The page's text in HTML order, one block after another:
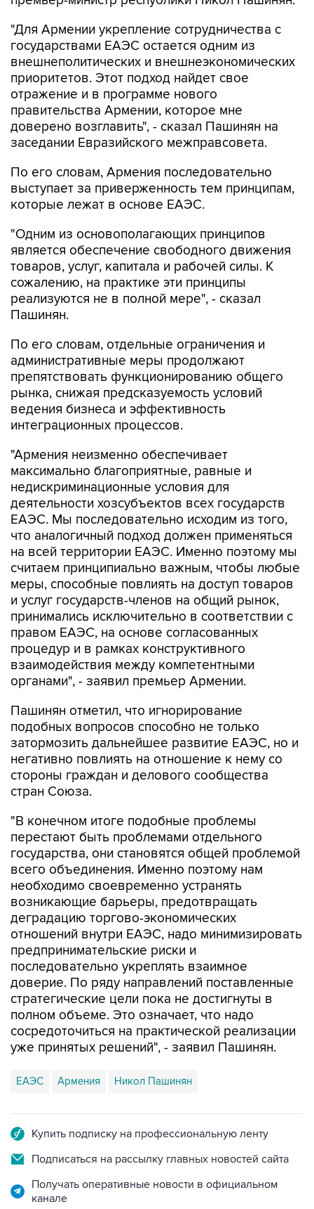
внешнеполитических и внешнеэкономических
приоритетов. Этот подход найдет свое
отражение и в программе нового
правительства Армении, которое мне
доверено возглавить", - сказал Пашинян на
заседании Евразийского межправсовета.
По его словам, Армения последовательно
которые лежат в основе ЕАЭС.
"Одним из основополагающих принципов
товаров, услуг, капитала и рабочей силы. К
сожалению, на практике эти принципы
реализуются не в полной мере", - сказал
Пашинян.
По его словам, отдельные ограничения и
препятствовать функционированию общего
рынка, снижая предсказуемость условий
ведения бизнеса и эффективность
интеграционных процессов.
"Армения неизменно обеспечивает
недискриминационные условия для
деятельности хозсубъектов всех государств
ЕАЭС. Мы последовательно исходим из того,
что аналогичный подход должен применяться
на всей территории ЕАЭС. Именно поэтому мы
считаем принципиально важным, чтобы любые
меры, способные повлиять на доступ товаров
и услуг государств-членов на общий рынок,
принимались исключительно в соответствии с
правом ЕАЭС, на основе согласованных
процедур и в рамках конструктивного
взаимодействия между компетентными
органами", - заявил премьер Армении.
Пашинян отметил, что игнорирование
затормозить дальнейшее развитие ЕАЭС, но и
негативно повлиять на отношение к нему со
стороны граждан и делового сообщества
стран Союза.
"В конечном итоге подобные проблемы
государства, они становятся общей проблемой
всего объединения. Именно поэтому нам
необходимо своевременно устранять
возникающие барьеры, предотвращать
деградацию торгово-экономических
отношений внутри ЕАЭС, надо минимизировать
предпринимательские риски и
последовательно укреплять взаимное
доверие. По ряду направлений поставленные
стратегические цели пока не достигнуты в
полном объеме. Это означает, что надо
сосредоточиться на практической реализации
уже принятых решений", - заявил Пашинян.
ЕАЭС Армения Никол Пашинян
Подписаться на рассылку главных новостей сайта
Получать оперативные новости в официальном